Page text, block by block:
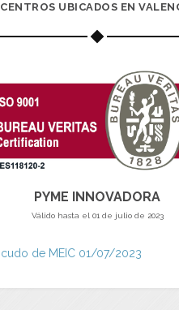
CENTROS UBICADOS EN
PYME INNOVADORA
Válido hasta el 01 de julio de 2023